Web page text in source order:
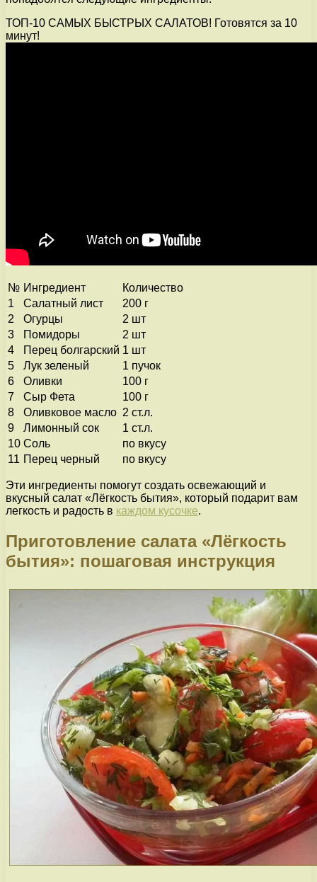
ТОП-10 САМЫХ БЫСТРЫХ САЛАТОВ! Готовятся за 10
минут!
№ Ингредиент
Количество
1
Салатный лист
200 г
2
Огурцы
2 шт
3
Помидоры
2 шт
4
Перец болгарский 1 шт
5
Лук зеленый
1 пучок
6
Оливки
100 г
7
Сыр Фета
100 г
8
Оливковое масло 2 ст.л.
9
Лимонный сок
1 ст.л.
10 Соль
по вкусу
11 Перец черный по вкусу
Эти ингредиенты помогут создать освежающий и
вкусный салат «Лёгкость бытия», который подарит вам
легкость и радость в каждом кусочке.
Приготовление салата «Лёгкость
бытия»: пошаговая инструкция